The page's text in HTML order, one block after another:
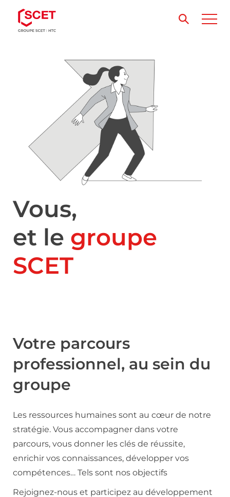
Vous,
et le groupe
SCET
Votre parcours
professionnel, au sein du
groupe
Les ressources humaines sont au cœur de notre
stratégie. Vous accompagner dans votre
parcours, vous donner les clés de réussite,
enrichir vos connaissances, développer vos
compétences… Tels sont nos objectifs
Rejoignez-nous et participez au développement